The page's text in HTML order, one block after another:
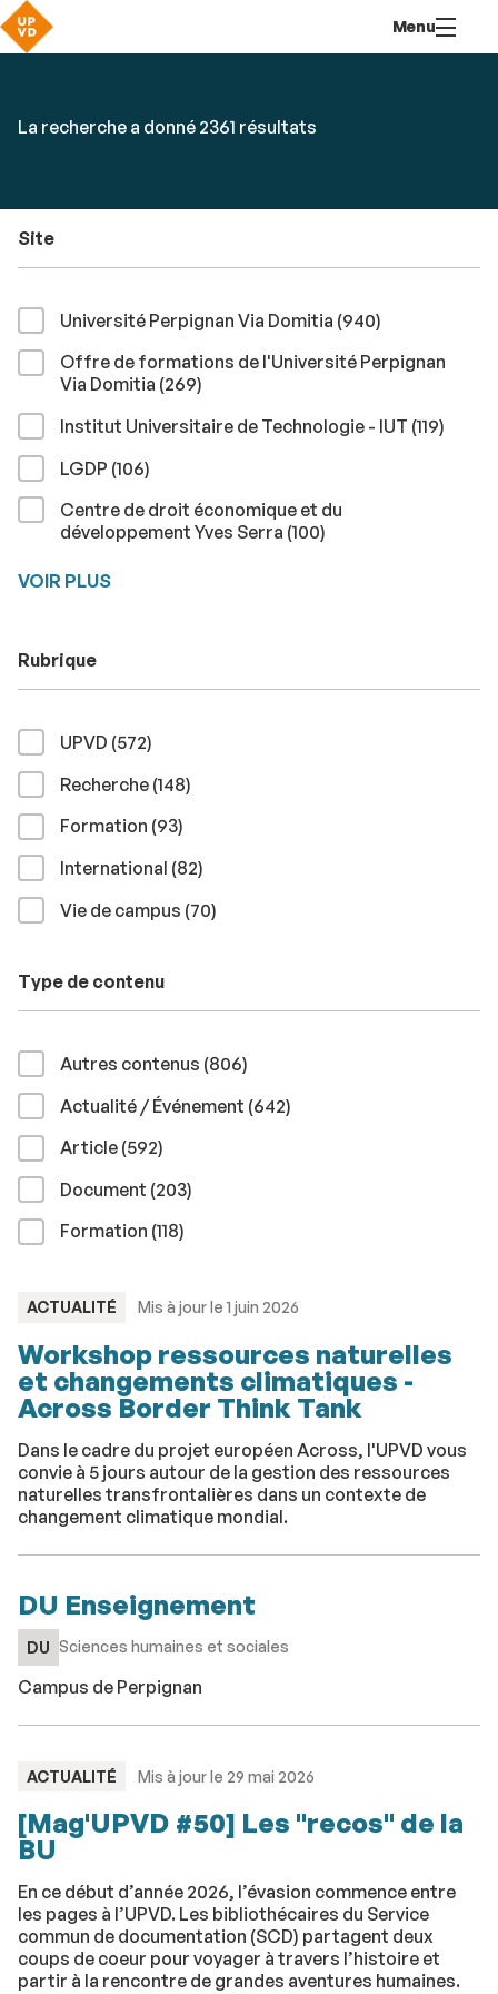
contenu
Menu
par
La recherche a donné 2361 résultats
Site
Université Perpignan Via Domitia (940résultats
)
Offre de formations de l'Université Perpignan
Via Domitia (269résultats
)
Institut Universitaire de Technologie - IUT (119)
LGDP (106résultats
)
Centre de droit économique et du
développement Yves Serra (100résultats
)
VOIR PLUS
Rubrique
UPVD (572résultats
)
Recherche (148résultats
)
Formation (93résultats
)
International (82résultats
)
Vie de campus (70résultats
)
Type de contenu
Autres contenus (806résultats
)
Actualité / Événement (642résultats
)
Article (592résultats
)
Document (203résultats
)
Formation (118résultats
)
TYPE
ACTUALITÉ Mis à jour le 1 juin 2026
Workshop ressources naturelles
et changements climatiques -
Across Border Think Tank
Dans le cadre du projet européen Across, l'UPVD vous
convie à 5 jours autour de la gestion des ressources
naturelles transfrontalières dans un contexte de
changement climatique mondial.
DU Enseignement
DU Sciences humaines et sociales
Campus de Perpignan
TYPE
ACTUALITÉ Mis à jour le 29 mai 2026
[Mag'UPVD #50] Les "recos" de la
BU
En ce début d’année 2026, l’évasion commence entre
les pages à l’UPVD. Les bibliothécaires du Service
commun de documentation (SCD) partagent deux
coups de coeur pour voyager à travers l’histoire et
partir à la rencontre de grandes aventures humaines.